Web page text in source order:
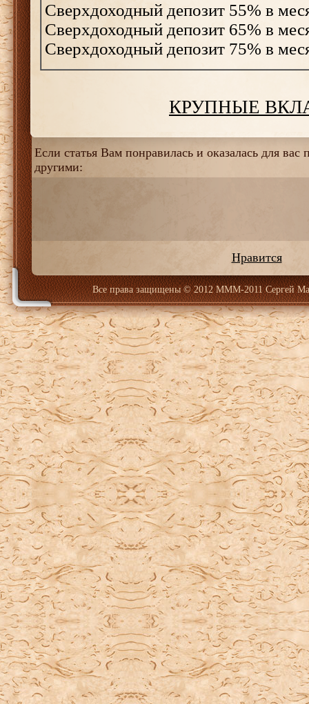
Сверхдоходный депозит 55% в
Сверхдоходный депозит 65% в
Сверхдоходный депозит 75% в
КРУПНЫЕ
Если статья Вам понравилась и оказалась для вас
другими:
Нравится
Все права защищены© 2012 МММ-2011 Сергей